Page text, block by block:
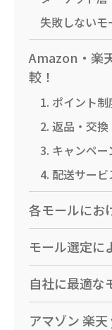
失敗しない
Amazon・楽
較！
1. ポイント
2. 返品・交
3. キャンペ
4. 配送サー
各モールにお
モール選定
自社に最適な
アマゾン 楽